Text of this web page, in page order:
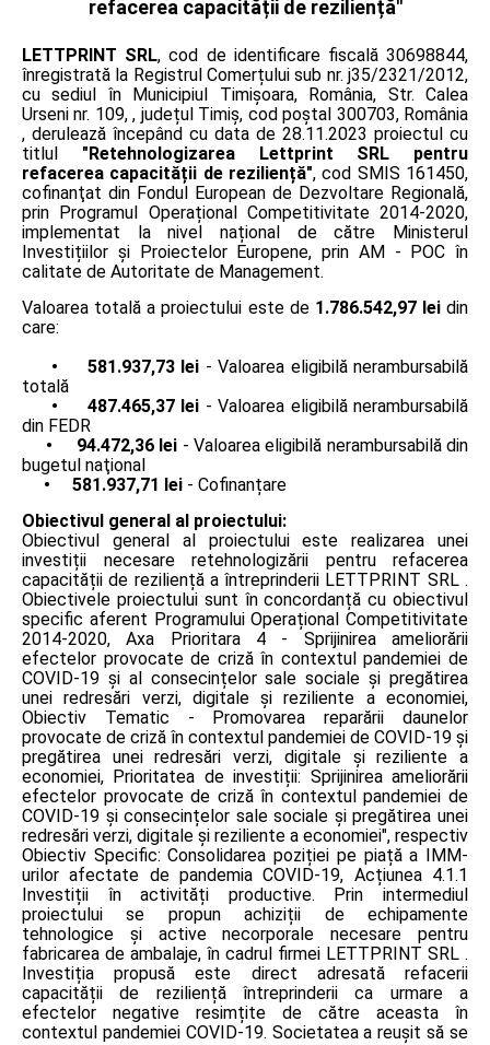
refacerea capacității de reziliență"
LETTPRINT SRL, cod de identificare fiscală 30698844,
înregistrată la Registrul Comerțului sub nr. j35/2321/2012,
cu sediul în Municipiul Timișoara, România, Str. Calea
Urseni nr. 109, , județul Timiș, cod poștal 300703, România
, derulează începând cu data de 28.11.2023 proiectul cu
titlul "Retehnologizarea Lettprint SRL pentru
refacerea capacității de reziliență", cod SMIS 161450,
cofinanţat din Fondul European de Dezvoltare Regională,
prin Programul Operațional Competitivitate 2014-2020,
implementat la nivel național de către Ministerul
Investițiilor și Proiectelor Europene, prin AM - POC în
calitate de Autoritate de Management.
Valoarea totală a proiectului este de 1.786.542,97 leidin
care:
• 581.937,73 lei - Valoarea eligibilă nerambursabilă
totală
• 487.465,37 lei - Valoarea eligibilă nerambursabilă
din FEDR
• 94.472,36 lei - Valoarea eligibilă nerambursabilă din
bugetul naţional
• 581.937,71 lei - Cofinanțare
Obiectivul general al proiectului:
Obiectivul general al proiectului este realizarea unei
investiții necesare retehnologizării pentru refacerea
capacității de reziliență a întreprinderii LETTPRINT SRL .
Obiectivele proiectului sunt în concordanță cu obiectivul
specific aferent Programului Operațional Competitivitate
2014-2020, Axa Prioritara 4 - Sprijinirea ameliorării
efectelor provocate de criză în contextul pandemiei de
COVID-19 și al consecințelor sale sociale și pregătirea
unei redresări verzi, digitale și reziliente a economiei,
Obiectiv Tematic - Promovarea reparării daunelor
provocate de criză în contextul pandemiei de COVID-19 și
pregătirea unei redresări verzi, digitale și reziliente a
economiei, Prioritatea de investiții: Sprijinirea ameliorării
efectelor provocate de criză în contextul pandemiei de
COVID-19 și consecințelor sale sociale și pregătirea unei
redresări verzi, digitale și reziliente a economiei", respectiv
Obiectiv Specific: Consolidarea poziției pe piață a IMM-
urilor afectate de pandemia COVID-19, Acțiunea 4.1.1
Investiții în activități productive. Prin intermediul
proiectului se propun achiziții de echipamente
tehnologice și active necorporale necesare pentru
fabricarea de ambalaje, în cadrul firmei LETTPRINT SRL .
Investiția propusă este direct adresată refacerii
capacității de reziliență întreprinderii ca urmare a
efectelor negative resimțite de către aceasta în
contextul pandemiei COVID-19. Societatea a reușit să se